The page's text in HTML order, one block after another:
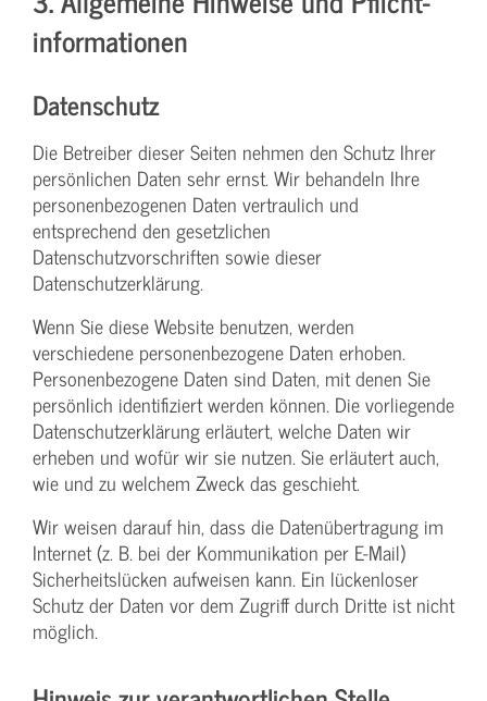
informationen
Datenschutz
Die Betreiber dieser Seiten nehmen den Schutz Ihrer
persönlichen Daten sehr ernst. Wir behandeln Ihre
personenbezogenen Daten vertraulich und
entsprechend den gesetzlichen
Datenschutzvorschriften sowie dieser
Datenschutzerklärung.
Wenn Sie diese Website benutzen, werden
verschiedene personenbezogene Daten erhoben.
Personenbezogene Daten sind Daten, mit denen Sie
persönlich identifiziert werden können. Die vorliegende
Datenschutzerklärung erläutert, welche Daten wir
erheben und wofür wir sie nutzen. Sie erläutert auch,
wie und zu welchem Zweck das geschieht.
Wir weisen darauf hin, dass die Datenübertragung im
Internet (z. B. bei der Kommunikation per E-Mail)
Sicherheitslücken aufweisen kann. Ein lückenloser
Schutz der Daten vor dem Zugriff durch Dritte ist nicht
möglich.